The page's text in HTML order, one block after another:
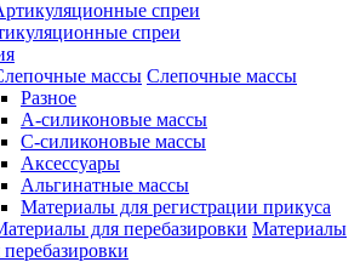
спреи
Слепочные массы
Разное
А-силиконовые массы
С-силиконовые массы
Аксессуары
Альгинатные массы
Материалы для регистрации прикуса
Материалы
перебазировки